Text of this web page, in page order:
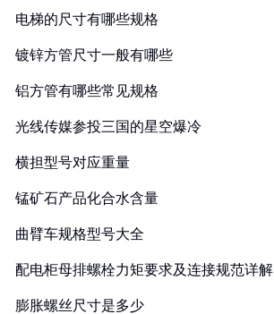
电梯的尺寸有哪些规格
镀锌方管尺寸一般有哪些
铝方管有哪些常见规格
光线传媒参投三国的星空爆冷
横担型号对应重量
锰矿石产品化合水含量
曲臂车规格型号大全
配电柜母排螺栓力矩要求及连接规范详解
膨胀螺丝尺寸是多少